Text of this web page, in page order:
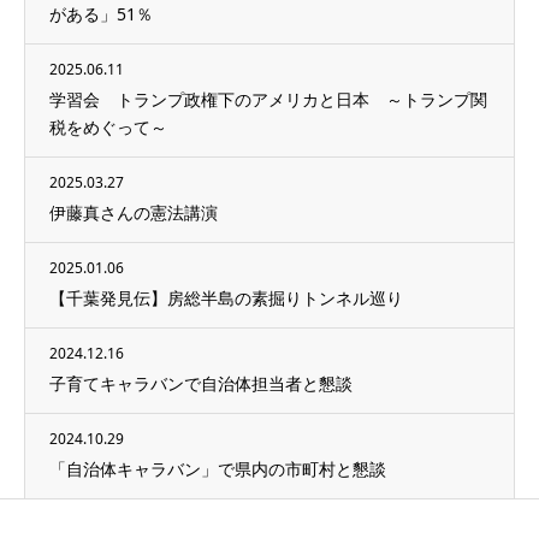
がある」51％
2025.06.11
学習会 トランプ政権下のアメリカと日本 ～トランプ関
税をめぐって～
2025.03.27
伊藤真さんの憲法講演
2025.01.06
【千葉発見伝】房総半島の素掘りトンネル巡り
2024.12.16
子育てキャラバンで自治体担当者と懇談
2024.10.29
「自治体キャラバン」で県内の市町村と懇談